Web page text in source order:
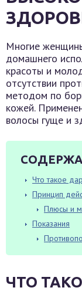
Многие
домашнего
красоты и
отсутствии
методом по
кожей.
волосы гуще и
Что такое
Принцип
Плюсы и
Показания
ЧТО